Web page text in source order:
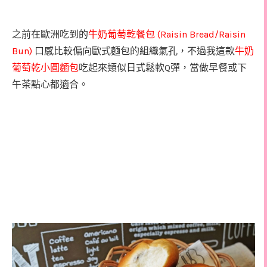
之前在歐洲吃到的牛奶葡萄乾餐包 (Raisin Bread/Raisin
Bun) 口感比較偏向歐式麵包的組織氣孔，不過我這款牛奶
葡萄乾小圓麵包吃起來類似日式鬆軟Q彈，當做早餐或下
午茶點心都適合。